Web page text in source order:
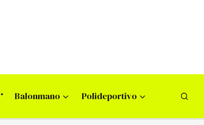
Balonmano Polideportivo